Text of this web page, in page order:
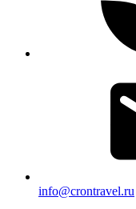
info@crontravel.ru